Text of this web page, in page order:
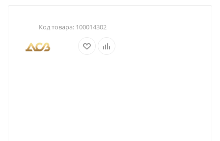
Код товара: 100014302